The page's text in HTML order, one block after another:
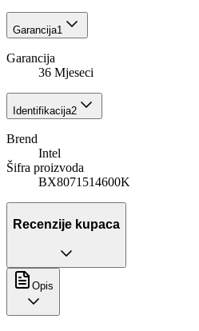
Garancija1
Garancija
36 Mjeseci
Identifikacija2
Brend
Intel
Šifra proizvoda
BX8071514600K
Recenzije kupaca
Opis